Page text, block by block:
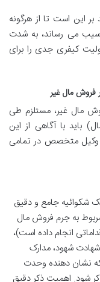
این است تا از هرگونه
آسیب می رساند، به شدت
کیفری جدی را برای
فروش مال غیر
مال غیر، مستلزم طی
با آگاهی از این
وکیل متخصص در تمامی
شکوائیه جامع و دقیق
به جرم فروش مال
انجام داده است)،
شهود، مدارک
که نشان دهنده وحدت
شود. اهمیت ذکر دقیق